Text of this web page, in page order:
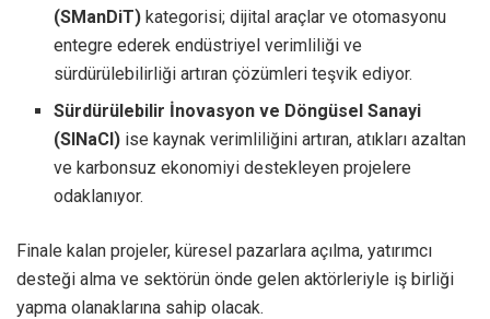
(SManDiT) kategorisi; dijital araçlar ve otomasyonu
entegre ederek endüstriyel verimliliği ve
sürdürülebilirliği artıran çözümleri teşvik ediyor.
Sürdürülebilir İnovasyon ve Döngüsel Sanayi
(SINaCI) ise kaynak verimliliğini artıran, atıkları azaltan
ve karbonsuz ekonomiyi destekleyen projelere
odaklanıyor.
Finale kalan projeler, küresel pazarlara açılma, yatırımcı
desteği alma ve sektörün önde gelen aktörleriyle iş birliği
yapma olanaklarına sahip olacak.